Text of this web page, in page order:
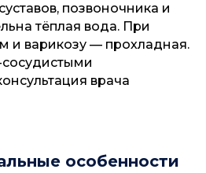
позвоночника и
тёплая вода. При
и варикозу — прохладная.
врача
особенности